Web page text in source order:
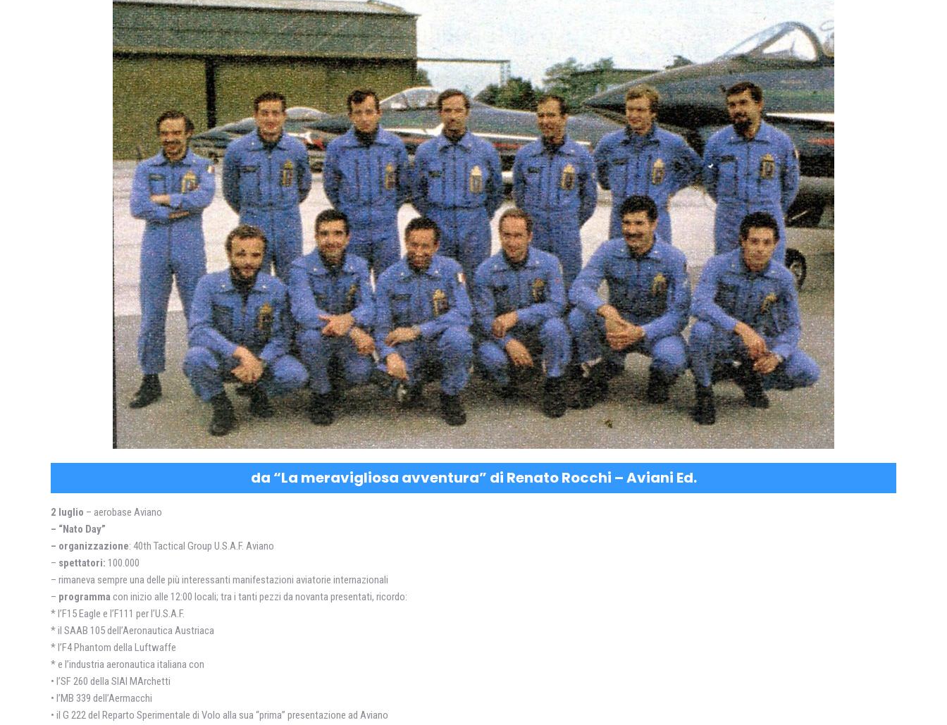
da “La meravigliosa avventura” di Renato Rocchi – Aviani Ed.
2 luglio – aerobase Aviano
– “Nato Day”
– organizzazione: 40th Tactical Group U.S.A.F. Aviano
– spettatori: 100.000
– rimaneva sempre una delle più interessanti manifestazioni aviatorie internazionali
– programma con inizio alle 12:00 locali; tra i tanti pezzi da novanta presentati, ricordo:
* l’F15 Eagle e l’F111 per l’U.S.A.F.
* il SAAB 105 dell’Aeronautica Austriaca
* l’F4 Phantom della Luftwaffe
* e l’industria aeronautica italiana con
• l’SF 260 della SIAI MArchetti
• l’MB 339 dell’Aermacchi
• il G 222 del Reparto Sperimentale di Volo alla sua “prima” presentazione ad Aviano